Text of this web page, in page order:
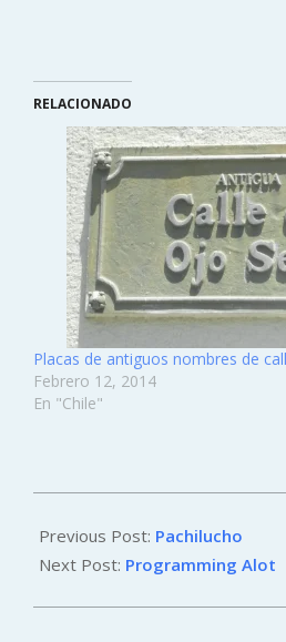
RELACIONADO
Placas de antiguos nombres de
Febrero 12, 2014
En "Chile"
10-
24
Previous Post: Pachilucho
Next Post: Programming Alot